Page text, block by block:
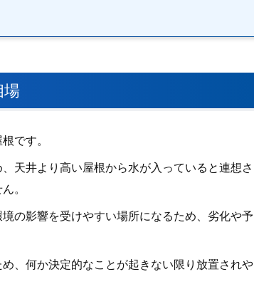
場
です。
天井より高い屋根から水が入っていると連想さ
。
の影響を受けやすい場所になるため、劣化や予
、何か決定的なことが起きない限り放置されや